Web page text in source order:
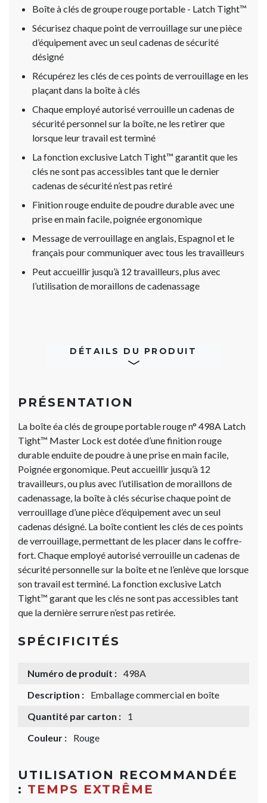
Boîte à clés de groupe rouge portable - Latch Tight™
Sécurisez chaque point de verrouillage sur une pièce
d’équipement avec un seul cadenas de sécurité
désigné
Récupérez les clés de ces points de verrouillage en les
plaçant dans la boîte à clés
Chaque employé autorisé verrouille un cadenas de
sécurité personnel sur la boîte, ne les retirer que
lorsque leur travail est terminé
La fonction exclusive Latch Tight™ garantit que les
clés ne sont pas accessibles tant que le dernier
cadenas de sécurité n’est pas retiré
Finition rouge enduite de poudre durable avec une
prise en main facile, poignée ergonomique
Message de verrouillage en anglais, Espagnol et le
français pour communiquer avec tous les travailleurs
Peut accueillir jusqu’à 12 travailleurs, plus avec
l’utilisation de moraillons de cadenassage
DÉTAILS DU PRODUIT
PRÉSENTATION
La boîte éa clés de groupe portable rouge n° 498A Latch
Tight™ Master Lock est dotée d’une finition rouge
durable enduite de poudre à une prise en main facile,
Poignée ergonomique. Peut accueillir jusqu’à 12
travailleurs, ou plus avec l’utilisation de moraillons de
cadenassage, la boîte à clés sécurise chaque point de
verrouillage d’une pièce d’équipement avec un seul
cadenas désigné. La boîte contient les clés de ces points
de verrouillage, permettant de les placer dans le coffre-
fort. Chaque employé autorisé verrouille un cadenas de
sécurité personnelle sur la boîte et ne l’enlève que lorsque
son travail est terminé. La fonction exclusive Latch
Tight™ garant que les clés ne sont pas accessibles tant
que la dernière serrure n’est pas retirée.
SPÉCIFICITÉS
Numéro de produit : 498A
Description :
Emballage commercial en boîte
Quantité par carton :
1
Couleur :
Rouge
UTILISATION RECOMMANDÉE
: TEMPS EXTRÊME